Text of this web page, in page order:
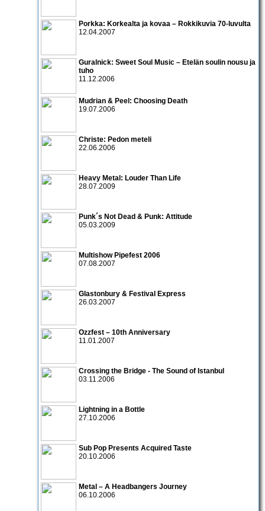
Porkka: Korkealta ja kovaa – Rokkikuvia 70-luvulta
12.04.2007
Guralnick: Sweet Soul Music – Etelän soulin nousu ja
tuho
11.12.2006
Mudrian & Peel: Choosing Death
19.07.2006
Christe: Pedon meteli
22.06.2006
Heavy Metal: Louder Than Life
28.07.2009
Punk´s Not Dead & Punk: Attitude
05.03.2009
Multishow Pipefest 2006
07.08.2007
Glastonbury & Festival Express
26.03.2007
Ozzfest – 10th Anniversary
11.01.2007
Crossing the Bridge - The Sound of Istanbul
03.11.2006
Lightning in a Bottle
27.10.2006
Sub Pop Presents Acquired Taste
20.10.2006
Metal – A Headbangers Journey
06.10.2006